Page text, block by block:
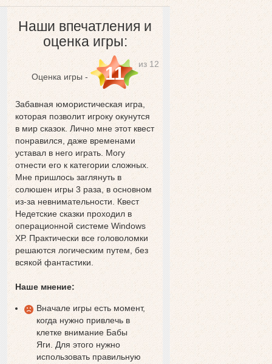
Наши впечатления и
оценка игры:
Оценка игры - 11 из 12
Забавная юмористическая игра,
которая позволит игроку окунутся
в мир сказок. Лично мне этот квест
понравился, даже временами
уставал в него играть. Могу
отнести его к категории сложных.
Мне пришлось заглянуть в
солюшен игры 3 раза, в основном
из-за невнимательности. Квест
Недетские сказки проходил в
операционной системе Windows
ХР. Практически все головоломки
решаются логическим путем, без
всякой фантастики.
Наше мнение:
Вначале игры есть момент,
когда нужно привлечь в
клетке внимание Бабы
Яги. Для этого нужно
использовать правильную